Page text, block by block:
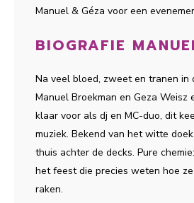
Manuel & Géza voor een
BIOGRAFIE
Na veel bloed, zweet en tranen in
Manuel Broekman en Geza Weisz
klaar voor als dj en MC-duo, dit
muziek. Bekend van het witte
thuis achter de decks. Pure
het feest die precies weten hoe
raken.